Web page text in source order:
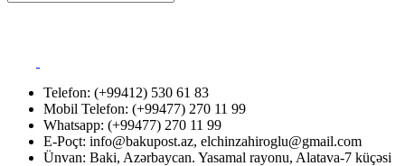
Telefon: (+99412) 530 61 83
Mobil Telefon: (+99477) 270 11 99
Whatsapp: (+99477) 270 11 99
E-Poçt: info@bakupost.az, elchinzahiroglu@gmail.com
Ünvan: Baki, Azərbaycan. Yasamal rayonu, Alatava-7 küçəsi